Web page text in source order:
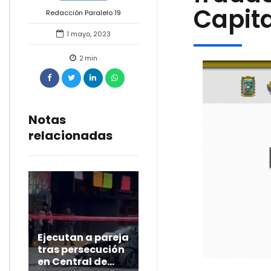
Redacción Paralelo 19
1 mayo, 2023
2 min
Notas
relacionadas
Ejecutan a pareja
tras persecución
en Central de